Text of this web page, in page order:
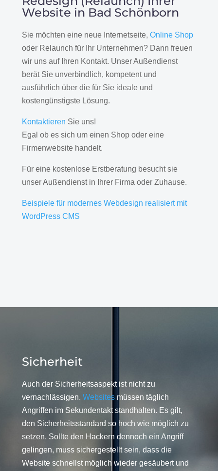
Website in Bad Schönborn
Sie möchten eine neue Internetseite, Online Shop
oder Relaunch für Ihr Unternehmen? Dann freuen
wir uns auf Ihren Kontakt. Unser Außendienst
berät Sie unverbindlich, kompetent und
ausführlich über die für Sie ideale und
kostengünstigste Lösung.
Kontaktieren Sie uns!
Egal ob es sich um einen Shop oder eine
Firmenwebsite handelt.
Für eine kostenlose Erstberatung besucht sie
unser Außendienst in Ihrer Firma oder Zuhause.
Beispiele für modernes Webdesign realisiert mit
WordPress CMS
Sicherheit
Auch der Sicherheitsaspekt ist nicht zu
vernachlässigen. Websitesmüssen täglich
Angriffen im Sekundentakt standhalten. Es gilt,
den Sicherheitsstandard so hoch wie möglich zu
setzen. Sollte den Hackern dennoch ein Angriff
gelingen, muss sichergestellt sein, dass die
Website schnellst möglich wieder gesäubert und